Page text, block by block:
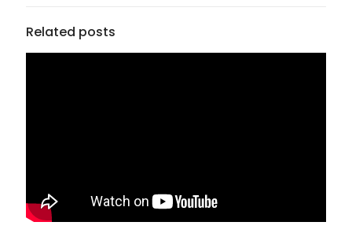
Related posts